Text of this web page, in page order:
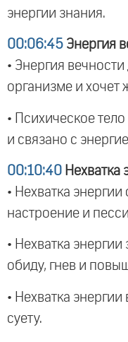
энергии знания.
00:06:45 Энергия
• Энергия
организме и хочет
• Психическое
и связано с
00:10:40 Нехватка
• Нехватка
настроение и
• Нехватка
обиду, гнев и
• Нехватка
суету.